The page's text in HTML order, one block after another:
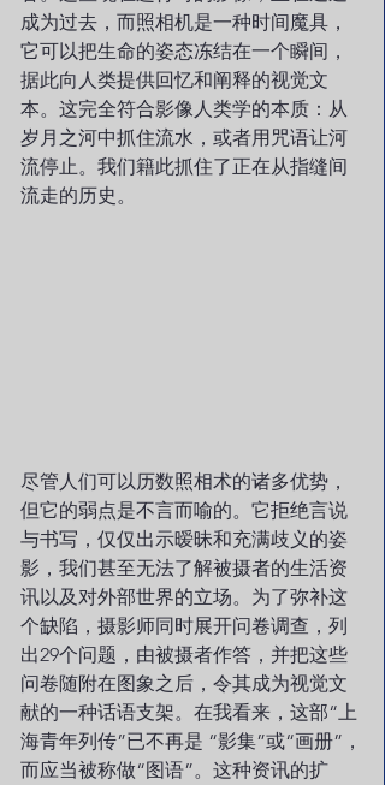
成为过去，而照相机是一种时间魔具，
它可以把生命的姿态冻结在一个瞬间，
据此向人类提供回忆和阐释的视觉文
本。这完全符合影像人类学的本质：从
岁月之河中抓住流水，或者用咒语让河
流停止。我们籍此抓住了正在从指缝间
流走的历史。
尽管人们可以历数照相术的诸多优势，
但它的弱点是不言而喻的。它拒绝言说
与书写，仅仅出示暧昧和充满歧义的姿
影，我们甚至无法了解被摄者的生活资
讯以及对外部世界的立场。为了弥补这
个缺陷，摄影师同时展开问卷调查，列
出29个问题，由被摄者作答，并把这些
问卷随附在图象之后，令其成为视觉文
献的一种话语支架。在我看来，这部“上
海青年列传”已不再是 “影集”或“画册”，
而应当被称做“图语”。这种资讯的扩